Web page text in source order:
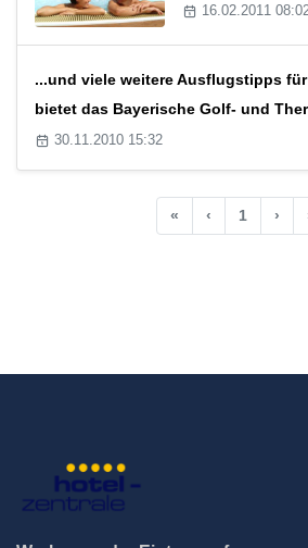
16.02.2011
...und viele weitere Ausflugstipps
bietet das Bayerische Golf- und
30.11.2010 15:32
« ‹ 1 ›